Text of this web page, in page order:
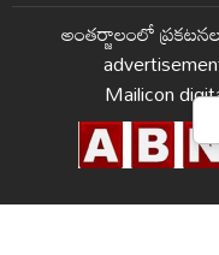
అంతర్జాలంలో
Mailicon